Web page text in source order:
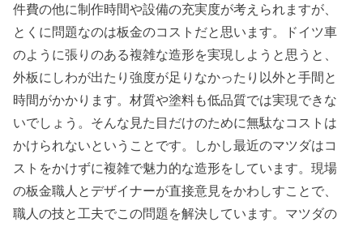
件費の他に制作時間や設備の充実度が考えられますが、
とくに問題なのは板金のコストだと思います。ドイツ車
のように張りのある複雑な造形を実現しようと思うと、
外板にしわが出たり強度が足りなかったり以外と手間と
時間がかかります。材質や塗料も低品質では実現できな
いでしょう。そんな見た目だけのために無駄なコストは
かけられないということです。しかし最近のマツダはコ
ストをかけずに複雑で魅力的な造形をしています。現場
の板金職人とデザイナーが直接意見をかわしすことで、
職人の技と工夫でこの問題を解決しています。マツダの